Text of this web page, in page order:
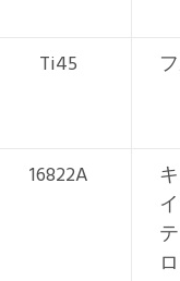
Ti45
16822A